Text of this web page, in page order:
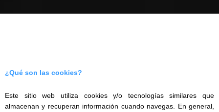
¿Qué son las cookies?
Este sitio web utiliza cookies y/o tecnologías similares que
almacenan y recuperan información cuando navegas. En general,